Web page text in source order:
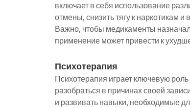
включает в себя использование
отмены, снизить тягу к наркотикам
Важно, чтобы медикаменты
применение может привести к
Психотерапия
Психотерапия играет ключевую
разобраться в причинах своей
и развивать навыки, необходимые